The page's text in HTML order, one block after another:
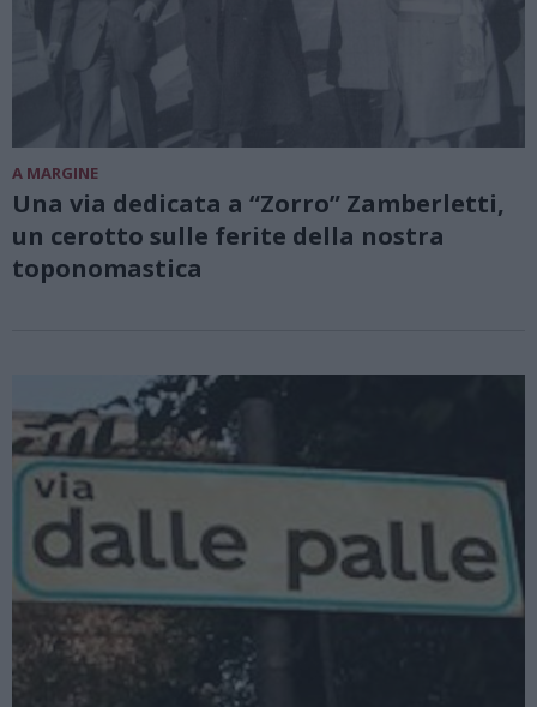
A MARGINE
Una via dedicata a “Zorro” Zamberletti,
un cerotto sulle ferite della nostra
toponomastica